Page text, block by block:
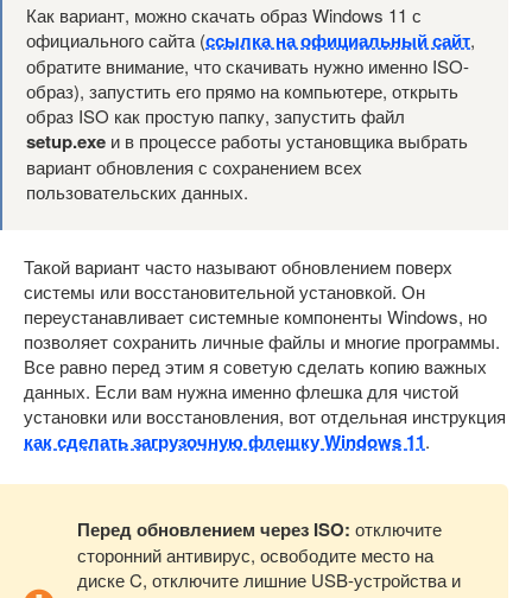
Как вариант, можно скачать образ Windows 11 с
официального сайта (ссылка на официальный сайт,
обратите внимание, что скачивать нужно именно ISO-
образ), запустить его прямо на компьютере, открыть
образ ISO как простую папку, запустить файл
setup.exe и в процессе работы установщика выбрать
вариант обновления с сохранением всех
пользовательских данных.
Такой вариант часто называют обновлением поверх
системы или восстановительной установкой. Он
переустанавливает системные компоненты Windows, но
позволяет сохранить личные файлы и многие программы.
Все равно перед этим я советую сделать копию важных
данных. Если вам нужна именно флешка для чистой
установки или восстановления, вот отдельная инструкция
как сделать загрузочную флешку Windows 11.
Перед обновлением через ISO: отключите
сторонний антивирус, освободите место на
диске C, отключите лишние USB-устройства и